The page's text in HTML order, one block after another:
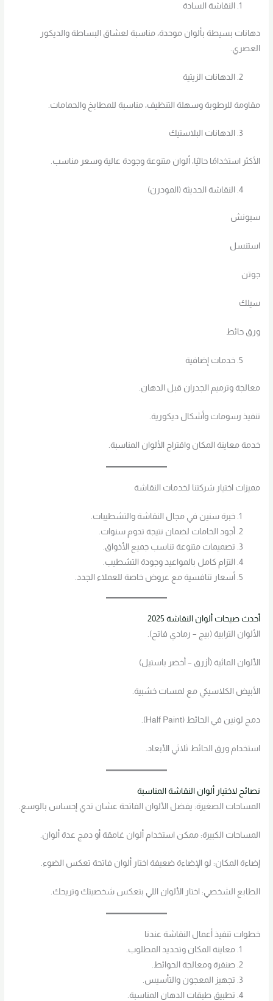
النقاشة السادة
دهانات بسيطة بألوان موحدة، مناسبة لعشاق البساطة والديكور
العصري.
الدهانات الزيتية
مقاومة للرطوبة وسهلة التنظيف، مناسبة للمطابخ والحمامات.
الدهانات البلاستيك
الأكثر استخدامًا حاليًا، ألوان متنوعة وجودة عالية وسعر مناسب.
النقاشة الحديثة (المودرن)
سبونش
استنسل
جوتن
سيلك
ورق حائط
خدمات إضافية
معالجة وترميم الجدران قبل الدهان.
تنفيذ رسومات وأشكال ديكورية.
خدمة معاينة المكان واقتراح الألوان المناسبة.
مميزات اختيار شركتنا لخدمات النقاشة
خبرة سنين في مجال النقاشة والتشطيبات.
أجود الخامات لضمان نتيجة تدوم سنوات.
تصميمات متنوعة تناسب جميع الأذواق.
التزام كامل بالمواعيد وجودة التشطيب.
أسعار تنافسية مع عروض خاصة للعملاء الجدد.
أحدث صيحات ألوان النقاشة 2025
الألوان الترابية (بيج – رمادي فاتح).
الألوان المائية (أزرق – أخضر باستيل)
الأبيض الكلاسيكي مع لمسات خشبية.
دمج لونين في الحائط (Half Paint).
استخدام ورق الحائط ثلاثي الأبعاد.
نصائح لاختيار ألوان النقاشة المناسبة
المساحات الصغيرة: يفضل الألوان الفاتحة عشان تدي إحساس بالوسع.
المساحات الكبيرة: ممكن استخدام ألوان غامقة أو دمج عدة ألوان.
إضاءة المكان: لو الإضاءة ضعيفة اختار ألوان فاتحة تعكس الضوء.
الطابع الشخصي: اختار الألوان اللي بتعكس شخصيتك وتريحك.
خطوات تنفيذ أعمال النقاشة عندنا
معاينة المكان وتحديد المطلوب.
صنفرة ومعالجة الحوائط.
تجهيز المعجون والتأسيس.
تطبيق طبقات الدهان المناسبة.